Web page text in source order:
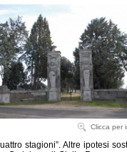
Clicca per
stagioni”. Altre ipotesi